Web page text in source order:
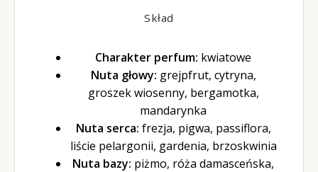
Skład
Charakter perfum: kwiatowe
Nuta głowy: grejpfrut, cytryna,
groszek wiosenny, bergamotka,
mandarynka
Nuta serca: frezja, pigwa, passiflora,
liście pelargonii, gardenia, brzoskwinia
Nuta bazy: piżmo, róża damasceńska,